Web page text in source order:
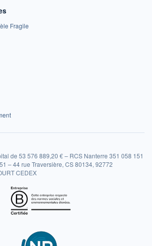
Fragile
de 53 576 889,20 € – RCS Nanterre 351 058 151
– 44 rue Traversière, CS 80134, 92772
CEDEX